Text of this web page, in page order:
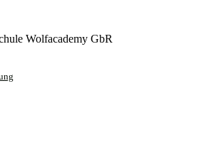
Wolfacademy GbR